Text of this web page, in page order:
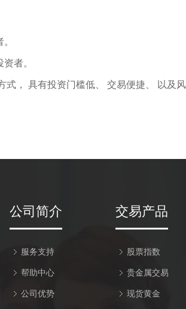
者。
， 具有投资门槛低、 交易便捷、 以及
公司简介
服务支持
帮助中心
公司优势
交易产品
股票指数
贵金属交易
现货黄金